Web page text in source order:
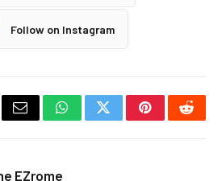
Follow on Instagram
Email WhatsAppTwitterPinterest
EZrome